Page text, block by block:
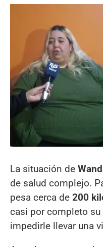
La situación de
de salud complejo.
pesa cerca de 200
casi por completo
impedirle llevar una